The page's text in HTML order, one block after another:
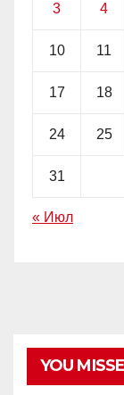
3 4
10 11
17 18
24 25
31
« Июл
YOU